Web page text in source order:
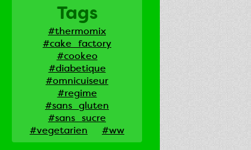
Tags
#thermomix
#cake_factory
#cookeo
#diabetique
#omnicuiseur
#regime
#sans_gluten
#sans_sucre
#vegetarien
#ww